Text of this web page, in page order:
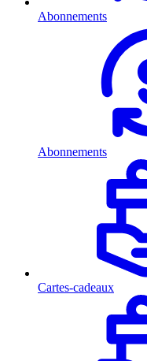
Abonnements
Abonnements
Cartes-cadeaux